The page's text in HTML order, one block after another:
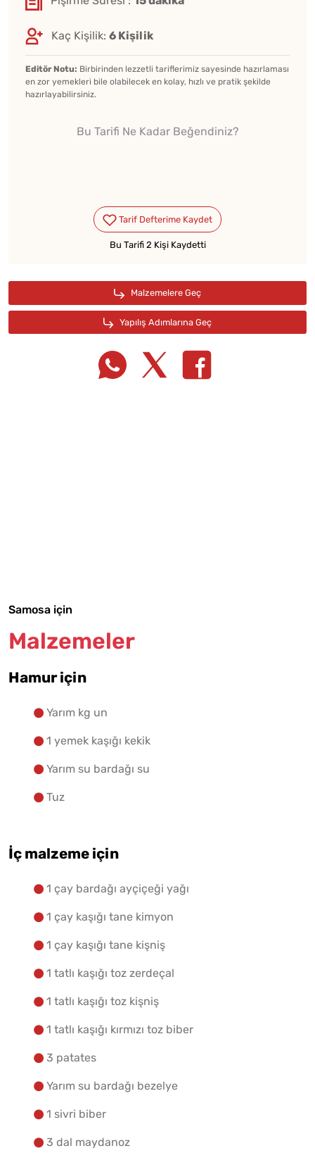
Kaç Kişilik: 6 Kişilik
Editör Notu: Birbirinden lezzetli tariflerimiz sayesinde hazırlaması
en zor yemekleri bile olabilecek en kolay, hızlı ve pratik şekilde
hazırlayabilirsiniz.
Bu Tarifi Ne Kadar Beğendiniz?
Bu Tarifi 2 Kişi Kaydetti
Samosa için
Malzemeler
Hamur için
Yarım kg un
1 yemek kaşığı kekik
Yarım su bardağı su
Tuz
İç malzeme için
1 çay bardağı ayçiçeği yağı
1 çay kaşığı tane kimyon
1 çay kaşığı tane kişniş
1 tatlı kaşığı toz zerdeçal
1 tatlı kaşığı toz kişniş
1 tatlı kaşığı kırmızı toz biber
3 patates
Yarım su bardağı bezelye
1 sivri biber
3 dal maydanoz